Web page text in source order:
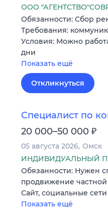
ООО
Обязанности: Сбор
Требования:
Условия: Можно
дни
Показать ещё
Откликнуться
Специалист по
20 000–50 000 ₽
05 августа 2026 Омск
ИНДИВИДУАЛЬНЫЙ
Обязанности: Нужен
продвижение частной
Сайт, социальные
Показать ещё